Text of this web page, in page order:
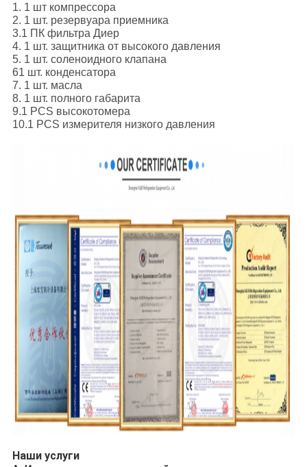
1. 1 шт компрессора
2. 1 шт. резервуара приемника
3.1 ПК фильтра Диер
4. 1 шт. защитника от высокого давления
5. 1 шт. соленоидного клапана
61 шт. конденсатора
7. 1 шт. масла
8. 1 шт. полного габарита
9.1 PCS высокотомера
10.1 PCS измерителя низкого давления
Наши услуги